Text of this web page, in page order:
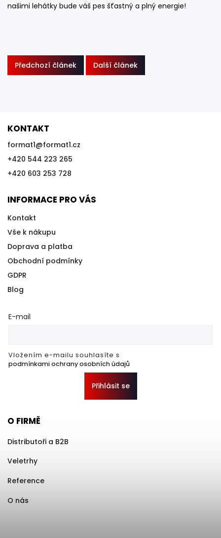
našimi lehátky bude váš pes šťastný a plný energie!
Předchozí článek Další článek
KONTAKT
format1@format1.cz
+420 544 223 265
+420 603 253 728
INFORMACE PRO VÁS
Kontakt
Vše k nákupu
Doprava a platba
Obchodní podmínky
GDPR
Blog
E-mail
Vložením e-mailu souhlasíte s
podmínkami ochrany osobních údajů
Přihlásit se
O FIRMĚ
Distributoři a B2B
Veletrhy
Reference
O nás